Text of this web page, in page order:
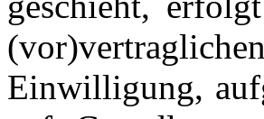
Einwilligung,